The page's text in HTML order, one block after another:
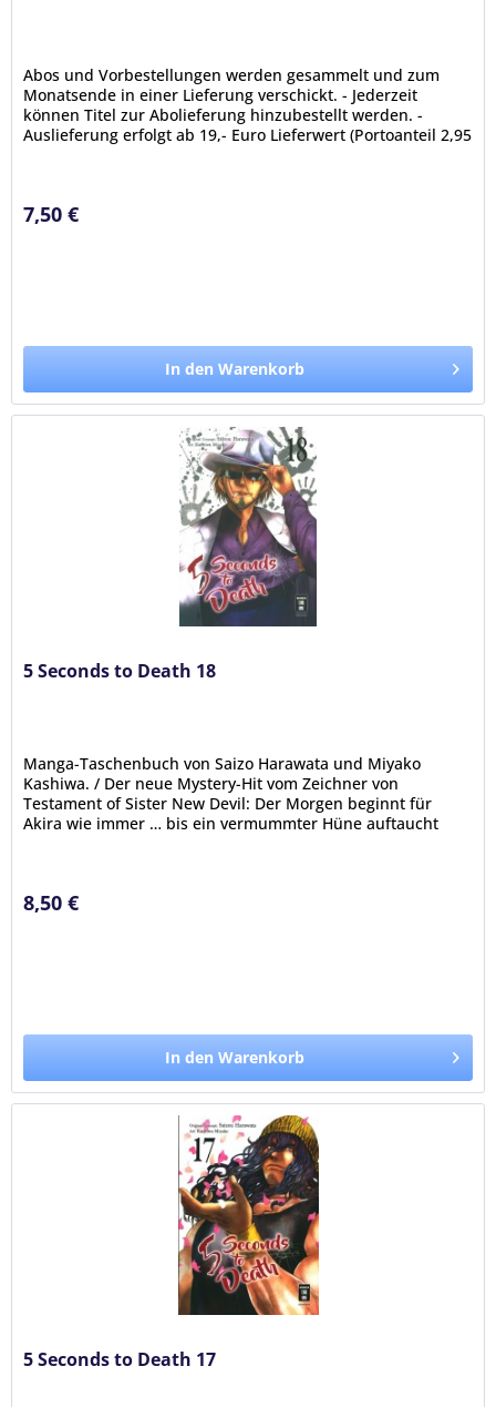
Abos und Vorbestellungen werden gesammelt und zum
Monatsende in einer Lieferung verschickt. - Jederzeit
können Titel zur Abolieferung hinzubestellt werden. -
Auslieferung erfolgt ab 19,- Euro Lieferwert (Portoanteil 2,95
7,50 €
In den Warenkorb
5 Seconds to Death 18
Manga-Taschenbuch von Saizo Harawata und Miyako
Kashiwa. / Der neue Mystery-Hit vom Zeichner von
Testament of Sister New Devil: Der Morgen beginnt für
Akira wie immer … bis ein vermummter Hüne auftaucht
8,50 €
In den Warenkorb
5 Seconds to Death 17